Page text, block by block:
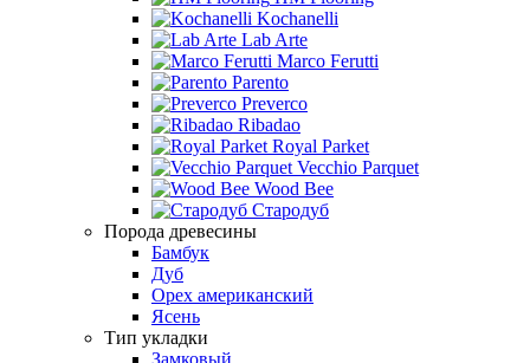
Kochanelli
Lab Arte
Marco Ferutti
Parento
Preverco
Ribadao
Royal Parket
Vecchio Parquet
Wood Bee
Стародуб
Порода древесины
Бамбук
Дуб
Орех американский
Ясень
Тип укладки
Замковый